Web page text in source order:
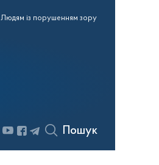
Людям із порушенням зору
Пошук